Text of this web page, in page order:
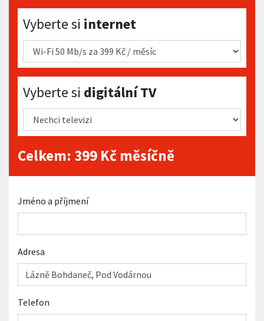
Vyberte si internet
Vyberte si internet
Vyberte si digitální TV
Vyberte si digitální TV
Celkem: 399 Kč měsíčně
Jméno a příjmení
Adresa
Telefon